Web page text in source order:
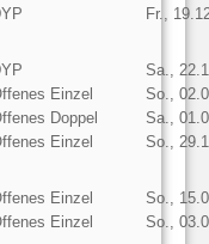
Fr.,
Sa.,
Einzel
So.,
Doppel
Sa.,
Einzel So.,
Einzel
So.,
Einzel So.,